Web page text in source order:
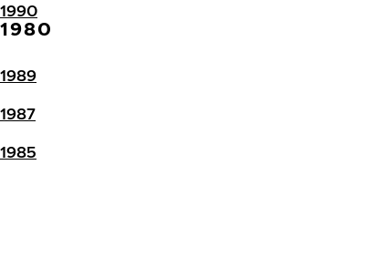
1990
1980
1989
1987
1985